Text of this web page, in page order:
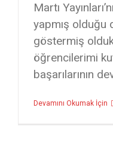
Martı
yapmış olduğu
göstermiş
öğrencilerimi
başarılarının
Devamını Okumak İçin